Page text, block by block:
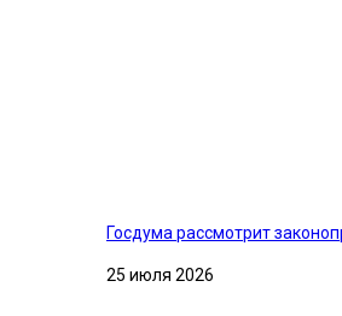
Госдума рассмотрит
25 июля 2026